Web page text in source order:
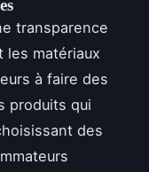
transparence
les matériaux
à faire des
produits qui
des